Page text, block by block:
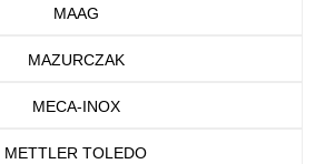
MAAG
MAZURCZAK
MECA-INOX
METTLER TOLEDO